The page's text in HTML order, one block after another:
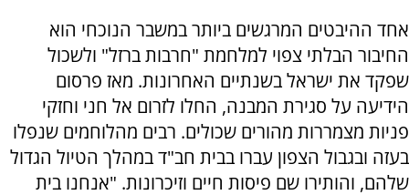
אחד ההיבטים המרגשים ביותר במשבר הנוכחי הוא
החיבור הבלתי צפוי למלחמת "חרבות ברזל" ולשכול
שפקד את ישראל בשנתיים האחרונות. מאז פרסום
הידיעה על סגירת המבנה, החלו לזרום אל חני וחזקי
פניות מצמררות מהורים שכולים. רבים מהלוחמים שנפלו
בעזה ובגבול הצפון עברו בבית חב"ד במהלך הטיול הגדול
שלהם, והותירו שם פיסות חיים וזיכרונות. "אנחנו בית